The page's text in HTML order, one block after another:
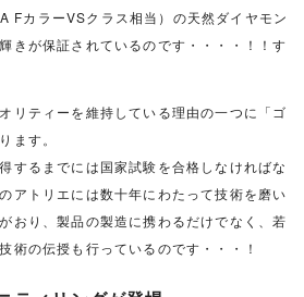
FカラーVSクラス相当）の天然ダイヤモン
きが保証されているのです・・・・！！す
リティーを維持している理由の一つに「ゴ
ます。
するまでには国家試験を合格しなければな
アトリエには数十年にわたって技術を磨い
おり、製品の製造に携わるだけでなく、若
術の伝授も行っているのです・・・！